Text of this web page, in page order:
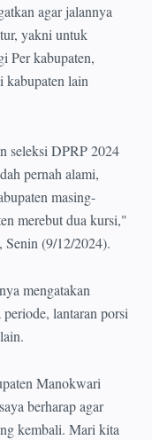
agar jalannya
yakni untuk
Per kabupaten,
kabupaten lain
seleksi DPRP 2024
pernah alami,
masing-
merebut dua kursi,"
Senin (9/12/2024).
mengatakan
lantaran porsi
Manokwari
berharap agar
kembali. Mari kita